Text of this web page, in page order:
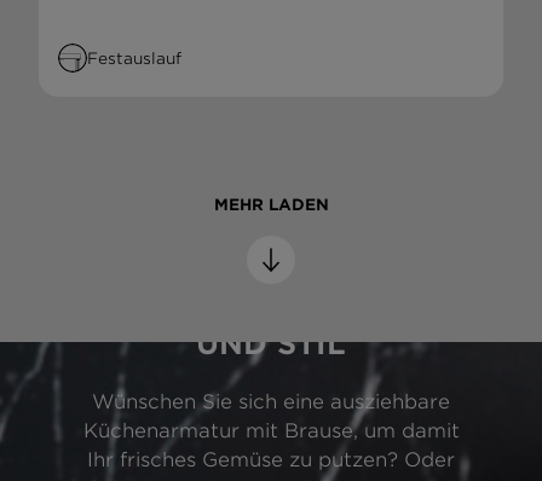
Festauslauf
MEHR LADEN
anthrazit
UND STIL
Wünschen Sie sich eine ausziehbare
Küchenarmatur mit Brause, um damit
Ihr frisches Gemüse zu putzen? Oder